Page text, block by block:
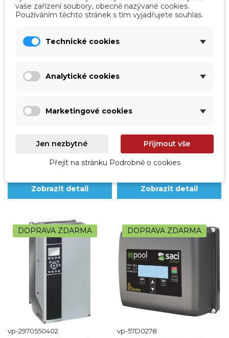
vp-2970400402
47 554,55 Kčbez DPH
Čekáme na naskladnění
Zobrazit detail
34 669,00 Kč
28 652,07 Kčbez DPH
Čekáme na naskladnění
Zobrazit detail
DOPRAVA ZDARMA
vp-2970550402
DOPRAVA ZDARMA
vp-57D0278
vaše zařízení soubory, obecně nazývané cookies.
Používáním těchto stránek s tím vyjadřujete souhlas.
Technické cookies
Analytické cookies
Marketingové cookies
Jen nezbytné Přijmout vše
Přejít na stránku Podrobně o cookies